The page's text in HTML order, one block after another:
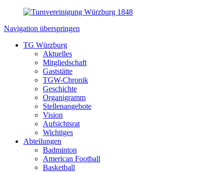
Navigation überspringen
TG Würzburg
Aktuelles
Mitgliedschaft
Gaststätte
TGW-Chronik
Geschichte
Organigramm
Stellenangebote
Vision
Aufsichtsrat
Wichtiges
Abteilungen
Badminton
American Football
Basketball